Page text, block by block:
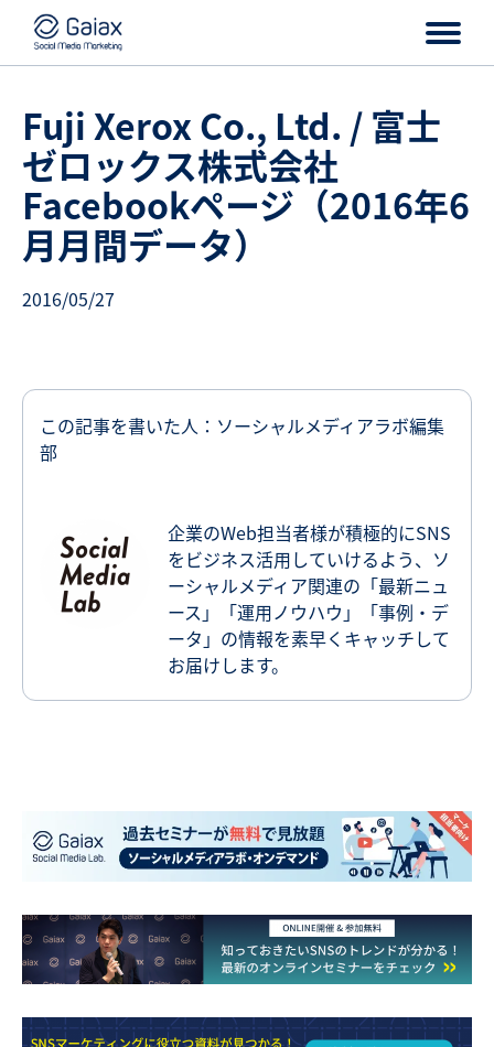
Fuji Xerox Co., Ltd. / 富士
ゼロックス株式会社
Facebookページ（2016年6
月月間データ）
2016/05/27
この記事を書いた人：ソーシャルメディアラボ編集
部
企業のWeb担当者様が積極的にSNS
をビジネス活用していけるよう、ソ
ーシャルメディア関連の「最新ニュ
ース」「運用ノウハウ」「事例・デ
ータ」の情報を素早くキャッチして
お届けします。